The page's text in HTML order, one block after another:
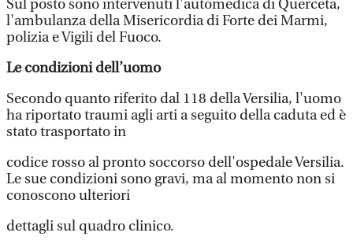
Sul posto sono intervenuti l'automedica di Querceta,
l'ambulanza della Misericordia di Forte dei Marmi,
polizia e Vigili del Fuoco.
Le condizioni dell’uomo
Secondo quanto riferito dal 118 della Versilia, l'uomo
ha riportato traumi agli arti a seguito della caduta ed è
stato trasportato in
codice rosso al pronto soccorso dell'ospedale Versilia.
Le sue condizioni sono gravi, ma al momento non si
conoscono ulteriori
dettagli sul quadro clinico.